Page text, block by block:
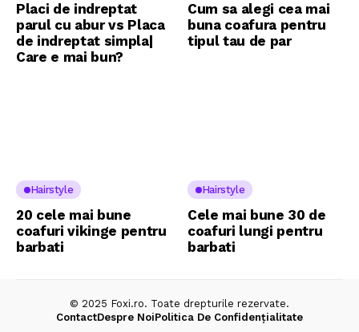
Placi de indreptat
parul cu abur vs Placa
de indreptat simpla|
Care e mai bun?
Cum sa alegi cea mai
buna coafura pentru
tipul tau de par
Hairstyle
20 cele mai bune
coafuri vikinge pentru
barbati
Hairstyle
Cele mai bune 30 de
coafuri lungi pentru
barbati
© 2025 Foxi.ro. Toate drepturile rezervate.
ContactDespre NoiPolitica De Confidențialitate